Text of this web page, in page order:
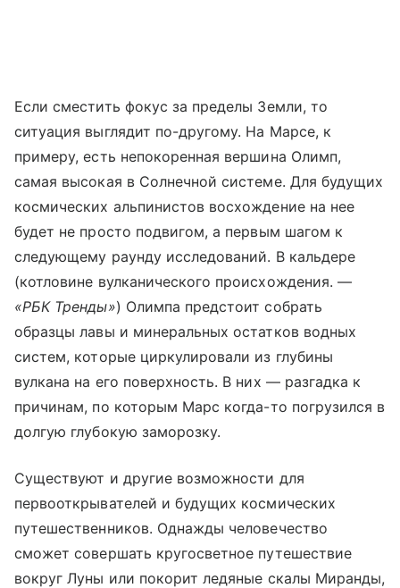
Если сместить фокус за пределы Земли, то
ситуация выглядит по-другому. На Марсе, к
примеру, есть непокоренная вершина Олимп,
самая высокая в Солнечной системе. Для будущих
космических альпинистов восхождение на нее
будет не просто подвигом, а первым шагом к
следующему раунду исследований. В кальдере
(котловине вулканического происхождения. —
«РБК Тренды») Олимпа предстоит собрать
образцы лавы и минеральных остатков водных
систем, которые циркулировали из глубины
вулкана на его поверхность. В них — разгадка к
причинам, по которым Марс когда-то погрузился в
долгую глубокую заморозку.
Существуют и другие возможности для
первооткрывателей и будущих космических
путешественников. Однажды человечество
сможет совершать кругосветное путешествие
вокруг Луны или покорит ледяные скалы Миранды,